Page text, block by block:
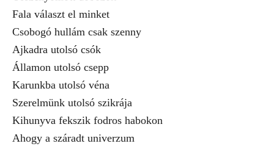
Fala választ el minket
Csobogó hullám csak szenny
Ajkadra utolsó csók
Államon utolsó csepp
Karunkba utolsó véna
Szerelmünk utolsó szikrája
Kihunyva fekszik fodros habokon
Ahogy a száradt univerzum